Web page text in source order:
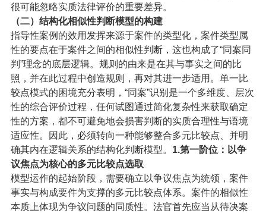
很可能忽略实质法律评价的重要差异。
（二） 结构化相似性判断模型的构建
指导性案例的效用发挥来源于案件的类型化，案件类型属
性的要点在于案件之间的相似性判断，这也构成了“同案同
判”理念的底层逻辑。规则的由来是在其与事实之间的比
照，并在此过程中创造规则，再对其进一步适用。单一比
较点模式的困境充分表明，“同案”识别是一个多维度、层次
性的综合评价过程，任何试图通过简化复杂性来获取确定
性的方案，都不可避免地会损害判断的实质合理性与语境
适应性。因此，必须转向一种能够整合多元比较点、并明
确其内在逻辑关系的结构化判断模型。 1.第一阶位：以争
议焦点为核心的多元比较点选取
模型运作的起始阶段，需要确立以争议焦点为统领，案件
事实与构成要件为支撑的多元比较点体系。案件的相似性
本质上体现为争议问题的同质性。法官首先应当从待决案